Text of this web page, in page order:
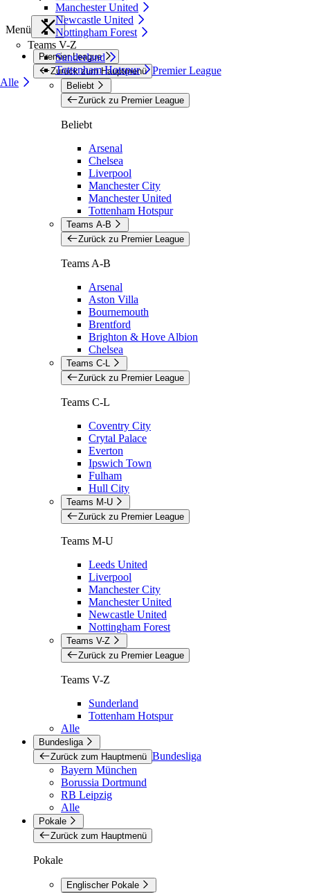
Manchester United
Newcastle United
Nottingham Forest
Teams V-Z
Sunderland
Tottenham Hotspur
Alle
Menü
Premier League
Zurück zum Hauptmenü Premier League
Beliebt
Zurück zu Premier League
Beliebt
Arsenal
Chelsea
Liverpool
Manchester City
Manchester United
Tottenham Hotspur
Teams A-B
Zurück zu Premier League
Teams A-B
Arsenal
Aston Villa
Bournemouth
Brentford
Brighton & Hove Albion
Chelsea
Teams C-L
Zurück zu Premier League
Teams C-L
Coventry City
Crytal Palace
Everton
Ipswich Town
Fulham
Hull City
Teams M-U
Zurück zu Premier League
Teams M-U
Leeds United
Liverpool
Manchester City
Manchester United
Newcastle United
Nottingham Forest
Teams V-Z
Zurück zu Premier League
Teams V-Z
Sunderland
Tottenham Hotspur
Alle
Bundesliga
Zurück zum Hauptmenü Bundesliga
Bayern München
Borussia Dortmund
RB Leipzig
Alle
Pokale
Zurück zum Hauptmenü
Pokale
Englischer Pokale